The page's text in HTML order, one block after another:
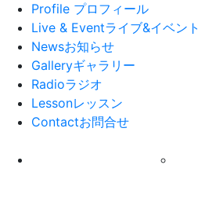
Profile プロフィール
Live & Eventライブ&イベント
Newsお知らせ
Galleryギャラリー
Radioラジオ
Lessonレッスン
Contactお問合せ